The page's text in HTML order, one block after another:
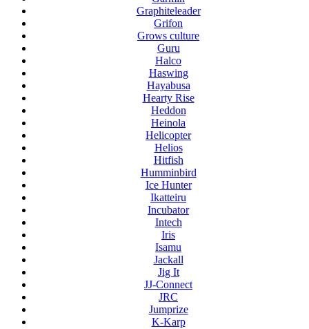
Graphiteleader
Grifon
Grows culture
Guru
Halco
Haswing
Hayabusa
Hearty Rise
Heddon
Heinola
Helicopter
Helios
Hitfish
Humminbird
Ice Hunter
Ikatteiru
Incubator
Intech
Iris
Isamu
Jackall
Jig It
JJ-Connect
JRC
Jumprize
K-Karp